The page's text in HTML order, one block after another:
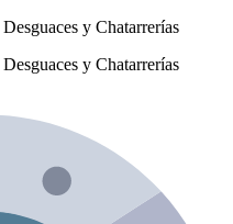
y Chatarrerías
y Chatarrerías